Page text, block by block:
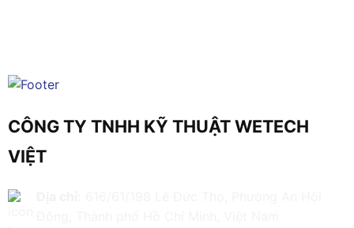
CÔNG TY TNHH KỸ THUẬT WETECH
VIỆT